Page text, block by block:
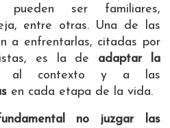
pueden ser familiares,
entre otras. Una de las
a enfrentarlas, citadas por
es la de adaptar la
al contexto y a las
en cada etapa de la vida.
no juzgar las